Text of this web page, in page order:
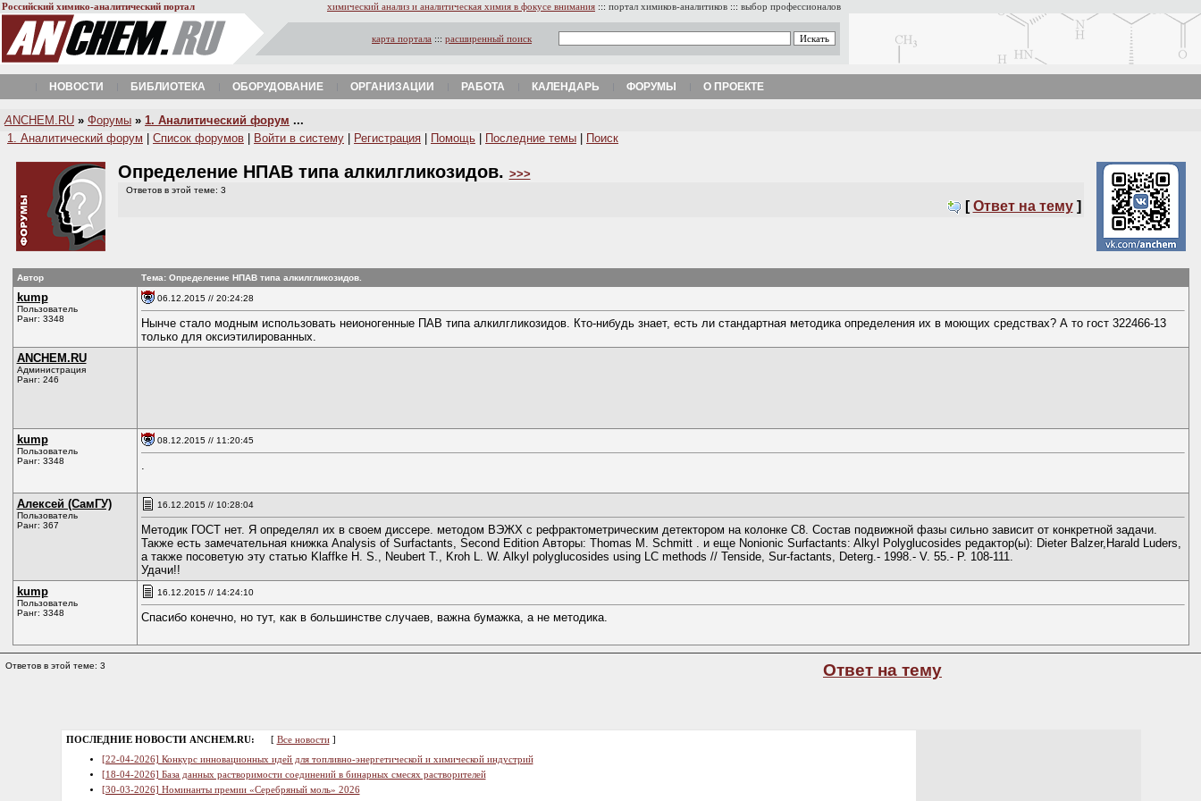
Российский химико-аналитический портал химический анализ и аналитическая химия в фокусе внимания ::: портал химиков-аналитиков ::: выбор профессионалов
карта портала ::: расширенный поиск
НОВОСТИ БИБЛИОТЕКА ОБОРУДОВАНИЕ ОРГАНИЗАЦИИ РАБОТА КАЛЕНДАРЬ ФОРУМЫ О ПРОЕКТЕ
A NCHEM.RU » Форумы » 1. Аналитический форум ...
1. Аналитический форум
Список форумов Войти в систему Регистрация Помощь Последние темы Поиск
Определение НПАВ типа алкилгликозидов. >>>
Ответов в этой теме: 3
[ Ответ на тему ]
Автор Тема: Определение НПАВ типа алкилгликозидов.
kump
Пользователь
Ранг: 3348
06.12.2015 // 20:24:28
Нынче стало модным использовать неионогенные ПАВ типа алкилгликозидов. Кто-нибудь знает, есть ли стандартная методика определения их в моющих средствах? А то гост 322466-13
только для оксиэтилированных.
ANCHEM.RU
Администрация
Ранг: 246
kump
Пользователь
Ранг: 3348
08.12.2015 // 11:20:45
.
Алексей (СамГУ)
Пользователь
Ранг: 367
16.12.2015 // 10:28:04
Методик ГОСТ нет. Я определял их в своем диссере. методом ВЭЖХ с рефрактометрическим детектором на колонке С8. Состав подвижной фазы сильно зависит от конкретной задачи.
Также есть замечательная книжка Analysis of Surfactants, Second Edition Авторы: Thomas M. Schmitt . и еще Nonionic Surfactants: Alkyl Polyglucosides редактор(ы): Dieter Balzer,Harald Luders,
а также посоветую эту статью Klaffke H. S., Neubert T., Kroh L. W. Alkyl polyglucosides using LC methods // Tenside, Sur-factants, Deterg.- 1998.- V. 55.- P. 108-111.
Удачи!!
kump
Пользователь
Ранг: 3348
16.12.2015 // 14:24:10
Спасибо конечно, но тут, как в большинстве случаев, важна бумажка, а не методика.
Ответов в этой теме: 3 Ответ на тему
ПОСЛЕДНИЕ НОВОСТИ ANCHEM.RU: [ Все новости]
[22-04-2026] Конкурс инновационных идей для топливно-энергетической и химической индустрий
[18-04-2026] База данных растворимости соединений в бинарных смесях растворителей
[30-03-2026] Номинанты премии «Серебряный моль» 2026